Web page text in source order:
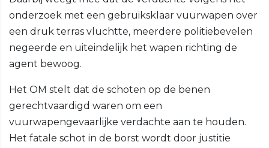
onderzoek met een gebruiksklaar vuurwapen over
een druk terras vluchtte, meerdere politiebevelen
negeerde en uiteindelijk het wapen richting de
agent bewoog.
Het OM stelt dat de schoten op de benen
gerechtvaardigd waren om een
vuurwapengevaarlijke verdachte aan te houden.
Het fatale schot in de borst wordt door justitie